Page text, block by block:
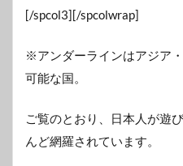
[/spcol3][/spcolwrap]
※アンダーラインはアジア
可能な国。
ご覧のとおり、日本人が遊
んど網羅されています。